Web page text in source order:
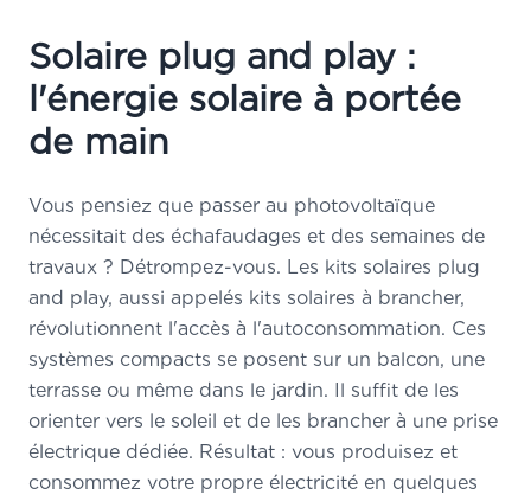
Solaire plug and play :
l'énergie solaire à portée
de main
Vous pensiez que passer au photovoltaïque
nécessitait des échafaudages et des semaines de
travaux ? Détrompez-vous. Les kits solaires plug
and play, aussi appelés kits solaires à brancher,
révolutionnent l'accès à l'autoconsommation. Ces
systèmes compacts se posent sur un balcon, une
terrasse ou même dans le jardin. Il suffit de les
orienter vers le soleil et de les brancher à une prise
électrique dédiée. Résultat : vous produisez et
consommez votre propre électricité en quelques